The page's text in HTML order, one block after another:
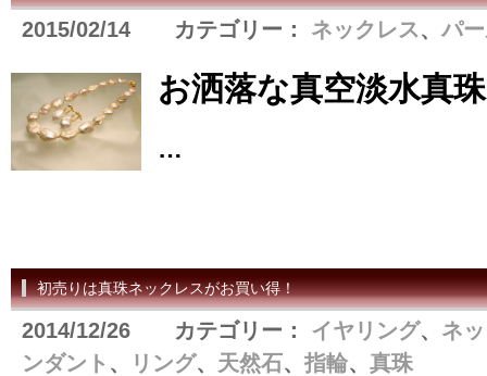
2015/02/14 カテゴリー： ネックレス、 パ
お洒落な真空淡水真
…
初売りは真珠ネックレスがお買い得！
2014/12/26 カテゴリー： イヤリング、 ネ
ンダント 、 リング、 天然石、 指輪、 真珠